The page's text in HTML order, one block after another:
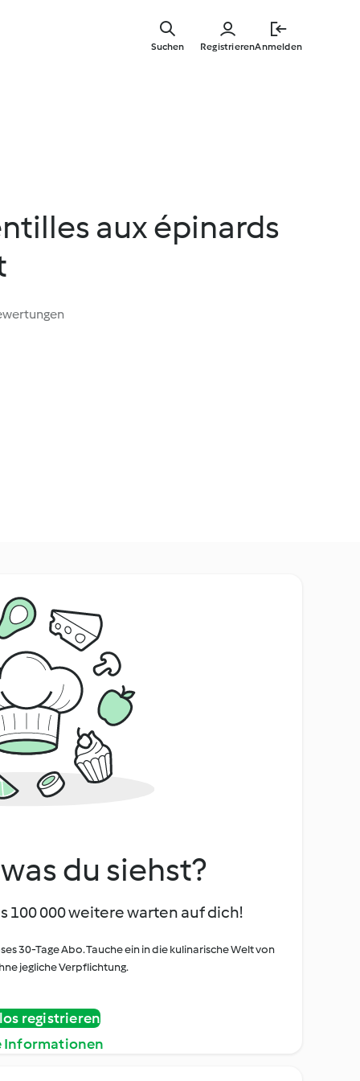
RegistrierenAnmelden
Suchen
aux épinards
du siehst?
100 000 weitere warten auf dich!
30-Tage Abo. Tauche ein in die kulinarische Welt von
jegliche Verpflichtung.
registrieren
Informationen